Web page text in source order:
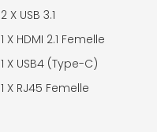
2 X USB 3.1
1 X HDMI 2.1 Femelle
1 X USB4 (Type-C)
1 X RJ45 Femelle